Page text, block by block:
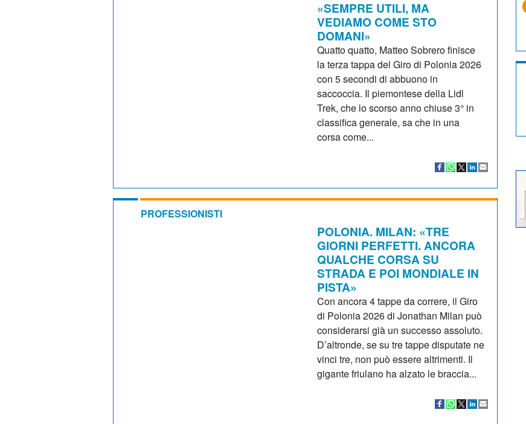
«SEMPRE UTILI, MA
VEDIAMO COME STO
DOMANI»
Quatto quatto, Matteo Sobrero finisce
la terza tappa del Giro di Polonia 2026
con 5 secondi di abbuono in
saccoccia. Il piemontese della Lidl
Trek, che lo scorso anno chiuse 3° in
classifica generale, sa che in una
corsa come...
PROFESSIONISTI
POLONIA. MILAN: «TRE
GIORNI PERFETTI. ANCORA
QUALCHE CORSA SU
STRADA E POI MONDIALE IN
PISTA»
Con ancora 4 tappe da correre, il Giro
di Polonia 2026 di Jonathan Milan può
considerarsi già un successo assoluto.
D’altronde, se su tre tappe disputate ne
vinci tre, non può essere altrimenti. Il
gigante friulano ha alzato le braccia...